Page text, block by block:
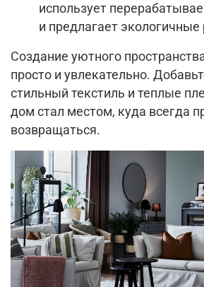
использует
и предлагает
Создание уютного
просто и увлекательно.
стильный текстиль и теплые
дом стал местом, куда всегда
возвращаться.